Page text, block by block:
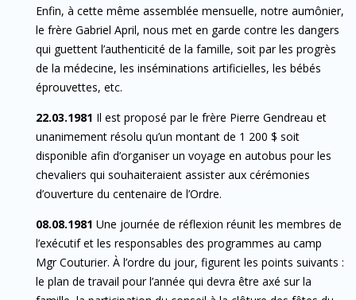
Enfin, à cette même assemblée mensuelle, notre aumônier,
le frère Gabriel April, nous met en garde contre les dangers
qui guettent l’authenticité de la famille, soit par les progrès
de la médecine, les inséminations artificielles, les bébés
éprouvettes, etc.
22.03.1981 Il est proposé par le frère Pierre Gendreau et
unanimement résolu qu’un montant de 1 200 $ soit
disponible afin d’organiser un voyage en autobus pour les
chevaliers qui souhaiteraient assister aux cérémonies
d’ouverture du centenaire de l’Ordre.
08.08.1981 Une journée de réflexion réunit les membres de
l’exécutif et les responsables des programmes au camp
Mgr Couturier. À l’ordre du jour, figurent les points suivants :
le plan de travail pour l’année qui devra être axé sur la